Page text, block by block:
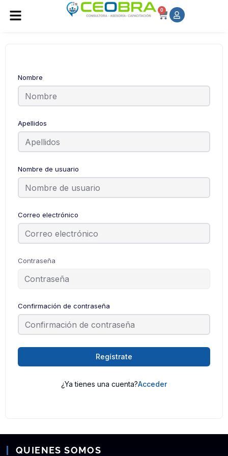
0
Nombre
Apellidos
Nombre de usuario
Correo electrónico
Contraseña
Confirmación de contraseña
Regístrate
¿Ya tienes una cuenta?Acceder
QUIENES SOMOS